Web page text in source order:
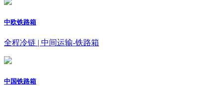
中欧铁路箱
全程冷链 | 中间运输-铁路箱
中国铁路箱